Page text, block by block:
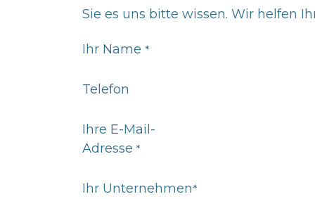
Sie es uns bitte wissen. Wir helfen
Ihr Name *
Telefon
Ihre E-Mail-
Adresse​ *
Ihr Unternehmen*